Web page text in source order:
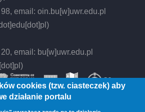
98, email:oin.bu[w]uwr.edu.pl
email: bu[w]uwr.edu.pl
cookies (tzw. ciasteczek) aby
działanie portalu